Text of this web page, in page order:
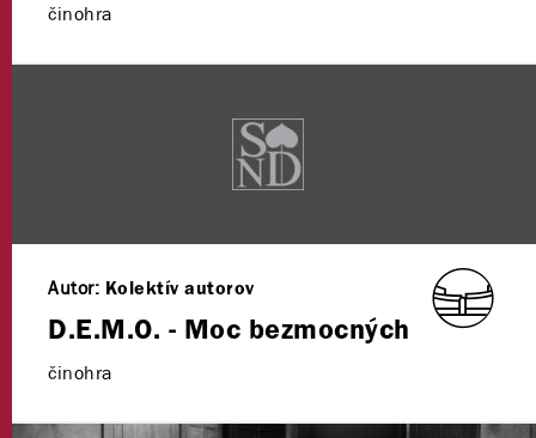
činohra
Autor: Kolektív autorov
D.E.M.O. - Moc bezmocných
činohra